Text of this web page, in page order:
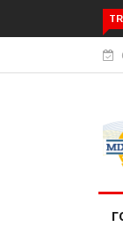
Румунія через